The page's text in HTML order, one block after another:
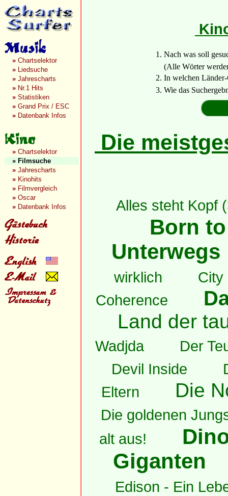
» Chartselektor
» Liedsuche
» Jahrescharts
» Nr.1 Hits
» Statistiken
» Grand Prix / ESC
» Datenbank Infos
» Chartselektor
» Filmsuche
» Jahrescharts
» Kinohits
» Filmvergleich
» Oscar
» Datenbank Infos
1. Nach was soll
(Alle Wörter
2. In welchen Länder-
3. Wie das
Die
Alles steht Kopf
Born
Unterwegs
wirklich
City
Coherence
Land der
Wadjda
Der
Devil Inside
Eltern
Die
Die goldenen
alt aus!
Giganten
Edison - Ein